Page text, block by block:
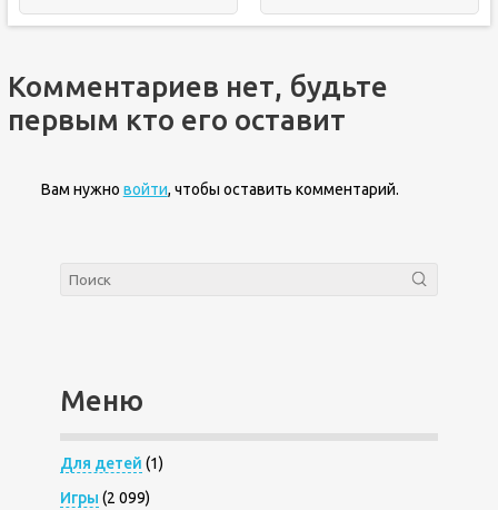
Комментариев нет, будьте
первым кто его оставит
Вам нужно войти, чтобы оставить комментарий.
Меню
Для детей (1)
Игры (2 099)